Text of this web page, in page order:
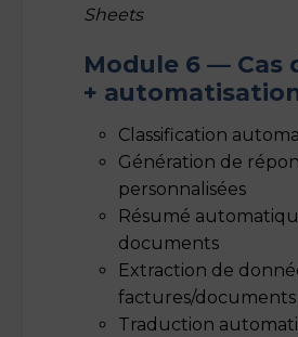
Sheets
Module 6 — Cas
+
Classification
Génération de
personnalisées
Résumé
documents
Extraction de
factures/documents
Traduction